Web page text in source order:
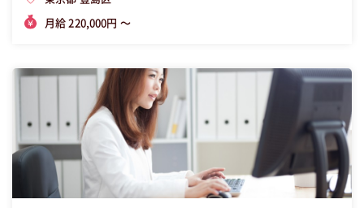
月給 220,000円 〜